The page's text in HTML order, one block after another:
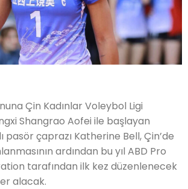
Çin Kadınlar Voleybol Ligi
Shangrao Aofei ile başlayan
pasör çaprazı Katherine Bell, Çin’de
ardından bu yıl ABD Pro
tarafından ilk kez düzenlenecek
alacak.